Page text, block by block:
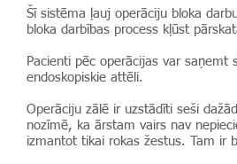
Šī sistēma ļauj operāciju bloka
bloka darbības process kļūst
Pacienti pēc operācijas var
endoskopiskie attēli.
Operāciju zālē ir uzstādīti seši
nozīmē, ka ārstam vairs nav
izmantot tikai rokas žestus. Tam ir